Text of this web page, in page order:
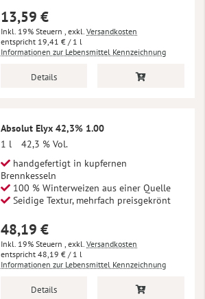
13,59 €
Inkl. 19% Steuern , exkl. Versandkosten
19,41 € / 1 l
Informationen zur Lebensmittel Kennzeichnung
Details
Absolut Elyx 42,3% 1.00
1 l
42,3 % Vol.
handgefertigt in kupfernen
Brennkesseln
100 % Winterweizen aus einer Quelle
Seidige Textur, mehrfach preisgekrönt
48,19 €
Inkl. 19% Steuern , exkl. Versandkosten
48,19 € / 1 l
Informationen zur Lebensmittel Kennzeichnung
Details